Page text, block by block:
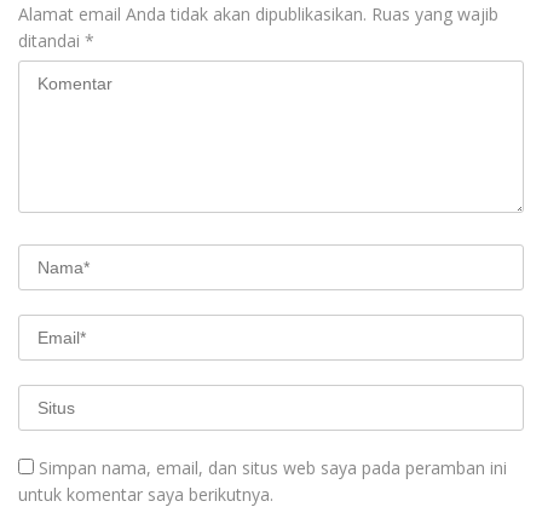
Alamat email Anda tidak akan dipublikasikan. Ruas yang wajib
ditandai *
Simpan nama, email, dan situs web saya pada peramban ini
untuk komentar saya berikutnya.